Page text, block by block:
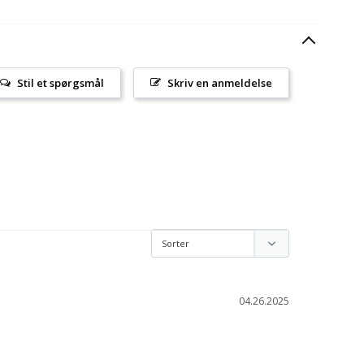
Skriv en anmeldelse
Stil et spørgsmål
04.26.2025